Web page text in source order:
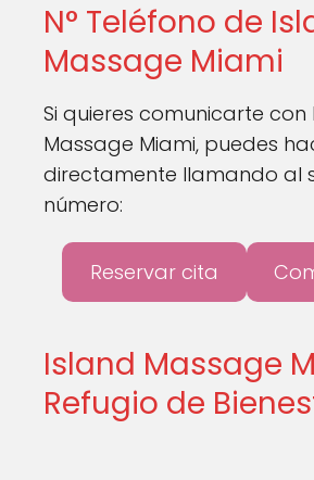
N° Teléfono de
Massage Miami
Si quieres comunicarte con
Massage Miami, puedes
directamente llamando al
número:
Reservar cita
Island Massage
Refugio de